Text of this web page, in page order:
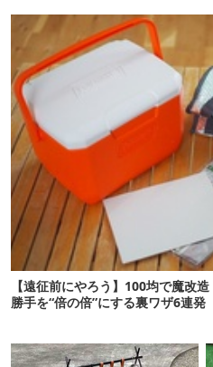
【遠征前にやろう】100均で魔改
勝手を“倍の倍”にする裏ワザ6連発